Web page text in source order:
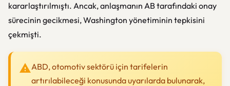
kararlaştırılmıştı. Ancak, anlaşmanın AB tarafındaki onay
sürecinin gecikmesi, Washington yönetiminin tepkisini
çekmişti.
ABD, otomotiv sektörü için tarifelerin
artırılabileceği konusunda uyarılarda bulunarak,